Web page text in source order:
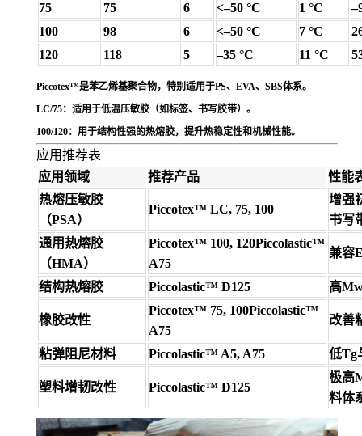
75
75 6 <–50 °C 1 °C
100
98 6 <–50 °C 7 °C
120
118 5 –35 °C 11 °C
Piccotex™是苯乙烯基聚合物，特别适用于PS、EVA、SBS体系。
LC/75：适用于低温压敏胶（如标签、书写胶带）。
100/120：用于结构性强的热熔胶，提升热稳定性和机械性能。
应用推荐表
应用领域
推荐产品
性能
热熔压敏胶
（PSA）
Piccotex™ LC, 75, 100
增强
书写
通用热熔胶
（HMA）
Piccotex™ 100, 120Piccolastic™
A75
兼容
结构热熔胶 Piccolastic™ D125 高
橡胶改性
Piccotex™ 75, 100Piccolastic™
A75
改善
粘弹阻尼材料 Piccolastic™ A5, A75 低Tg
塑料增韧改性 Piccolastic™ D125
极高
料体